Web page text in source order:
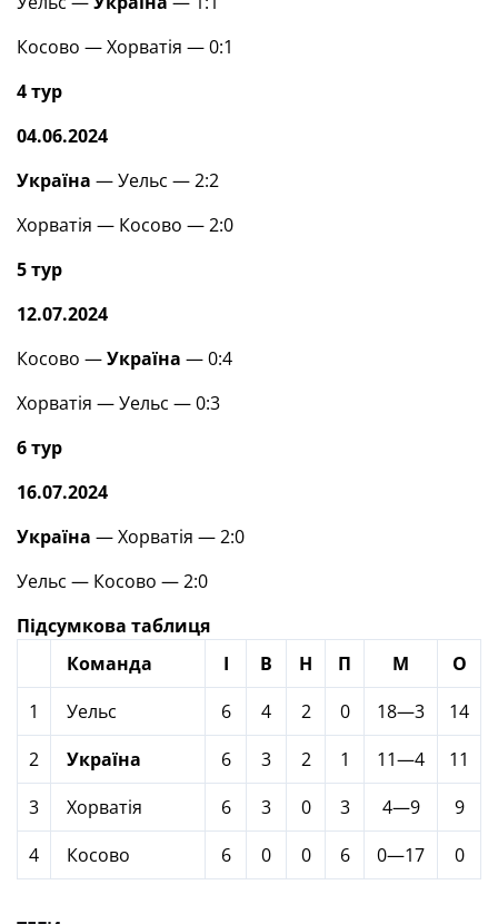
Косово — Хорватія — 0:1
4 тур
04.06.2024
Україна — Уельс — 2:2
Хорватія — Косово — 2:0
5 тур
12.07.2024
Косово —Україна — 0:4
Хорватія — Уельс — 0:3
6 тур
16.07.2024
Україна — Хорватія — 2:0
Уельс — Косово — 2:0
Підсумкова таблиця
Команда
І В Н П М
О
1
Уельс 6 4 2 0 18—3
14
2
Україна 6 3 2 1 11—4
11
3
Хорватія 6 3 0 3 4—9
9
4
Косово 6 0 0 6 0—17 0